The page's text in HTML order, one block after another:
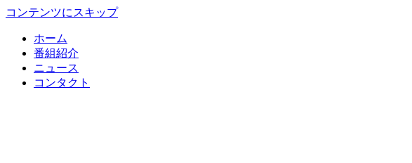
コンテンツにスキップ
ホーム
番組紹介
ニュース
コンタクト